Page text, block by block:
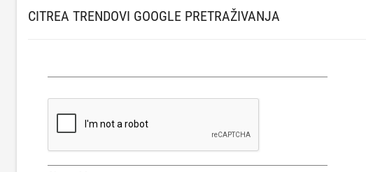
CITREA TRENDOVI GOOGLE PRETRAŽIVANJA